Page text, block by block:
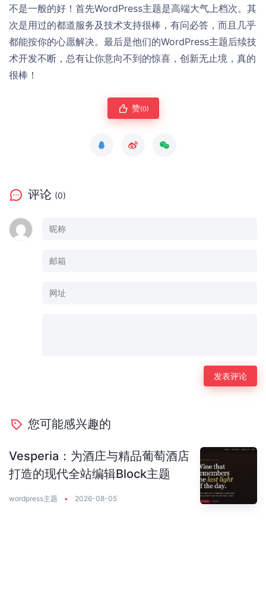
不是一般的好！首先WordPress主题是高端大气上档次。其
次是用过的都道服务及技术支持很棒，有问必答，而且几乎
都能按你的心愿解决。最后是他们的WordPress主题后续技
术开发不断，总有让你意向不到的惊喜，创新无止境，真的
很棒！
赞(0)
评论 (0)
您可能感兴趣的
Vesperia：为酒庄与精品葡萄酒店
打造的现代全站编辑Block主题
wordpress主题 • 2026-08-05